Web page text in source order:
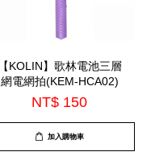
【KOLIN】歌林電池三層
網電網拍(KEM-HCA02)
NT$ 150
加入購物車